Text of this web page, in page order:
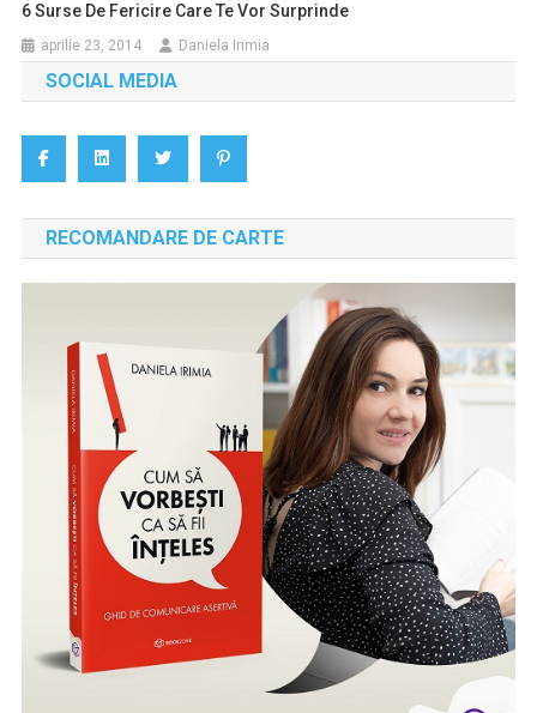
6 Surse De Fericire Care Te Vor Surprinde
aprilie 23, 2014 Daniela Irimia
SOCIAL MEDIA
RECOMANDARE DE CARTE